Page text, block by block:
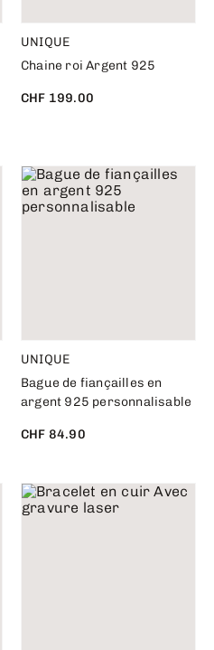
UNIQUE
Chaine roi Argent 925
CHF 199.00
UNIQUE
Bague de fiançailles en
argent 925 personnalisable
CHF 84.90